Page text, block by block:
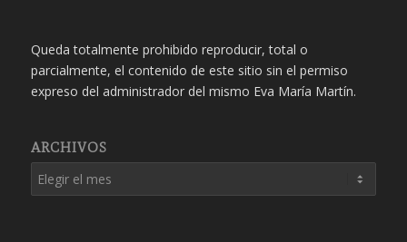
Queda totalmente prohibido reproducir, total o
parcialmente, el contenido de este sitio sin el permiso
expreso del administrador del mismo Eva María Martín.
ARCHIVOS